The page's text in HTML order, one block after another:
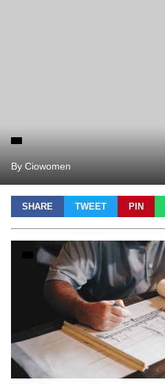
By Ciowomen
SHARE TWEET PIN